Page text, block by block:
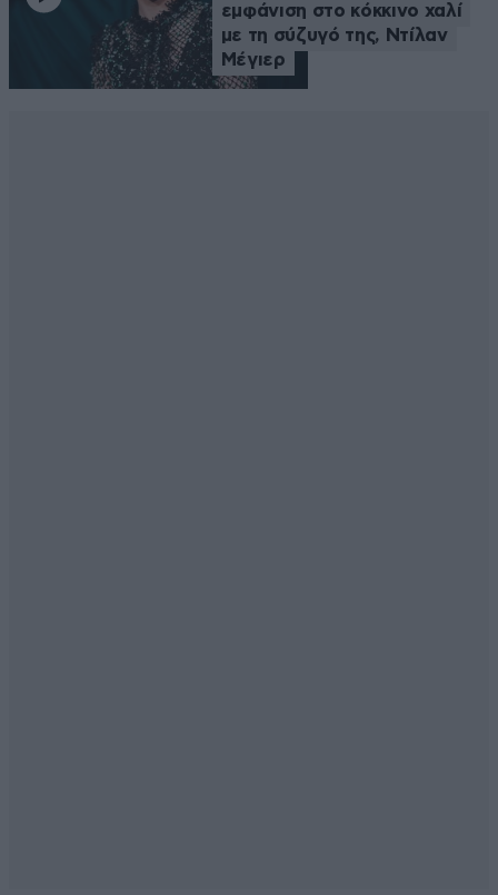
εμφάνιση στο κόκκινο χαλί
με τη σύζυγό της, Ντίλαν
Μέγιερ